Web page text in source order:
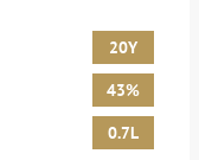
20Y
43%
0.7L